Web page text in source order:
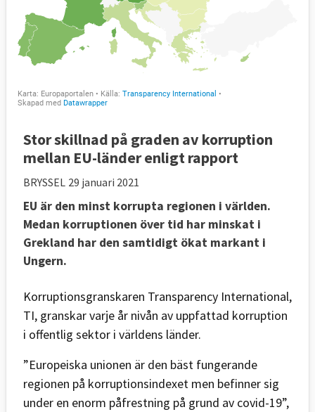
Stor skillnad på graden av korruption
mellan EU-länder enligt rapport
BRYSSEL 29 januari 2021
EU är den minst korrupta regionen i världen.
Medan korruptionen över tid har minskat i
Grekland har den samtidigt ökat markant i
Ungern.
Korruptionsgranskaren Transparency International,
TI, granskar varje år nivån av uppfattad korruption
i offentlig sektor i världens länder.
”Europeiska unionen är den bäst fungerande
regionen på korruptionsindexet men befinner sig
under en enorm påfrestning på grund av covid-19”,